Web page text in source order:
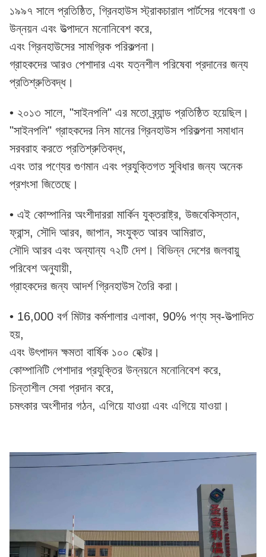
১৯৯৭ সালে প্রতিষ্ঠিত, গ্রিনহাউস স্ট্রাকচারাল পার্টসের গবেষণা ও
উন্নয়ন এবং উত্পাদনে মনোনিবেশ করে,
এবং গ্রিনহাউসের সামগ্রিক পরিকল্পনা।
গ্রাহকদের আরও পেশাদার এবং যত্নশীল পরিষেবা প্রদানের জন্য
প্রতিশ্রুতিবদ্ধ।
• ২০১৩ সালে, "সাইনপলি" এর মতো ব্র্যান্ড প্রতিষ্ঠিত হয়েছিল।
"সাইনপলি" গ্রাহকদের নিস মানের গ্রিনহাউস পরিকল্পনা সমাধান
সরবরাহ করতে প্রতিশ্রুতিবদ্ধ,
এবং তার পণ্যের গুণমান এবং প্রযুক্তিগত সুবিধার জন্য অনেক
প্রশংসা জিতেছে।
• এই কোম্পানির অংশীদাররা মার্কিন যুক্তরাষ্ট্র, উজবেকিস্তান,
ফ্রান্স, সৌদি আরব, জাপান, সংযুক্ত আরব আমিরাত,
সৌদি আরব এবং অন্যান্য ৭২টি দেশ। বিভিন্ন দেশের জলবায়ু
পরিবেশ অনুযায়ী,
গ্রাহকদের জন্য আদর্শ গ্রিনহাউস তৈরি করা।
• 16,000 বর্গ মিটার কর্মশালার এলাকা, 90% পণ্য স্ব-উত্পাদিত
হয়,
এবং উৎপাদন ক্ষমতা বার্ষিক ১০০ হেক্টর।
কোম্পানিটি পেশাদার প্রযুক্তির উন্নয়নে মনোনিবেশ করে,
চিন্তাশীল সেবা প্রদান করে,
চমৎকার অংশীদার গঠন, এগিয়ে যাওয়া এবং এগিয়ে যাওয়া।